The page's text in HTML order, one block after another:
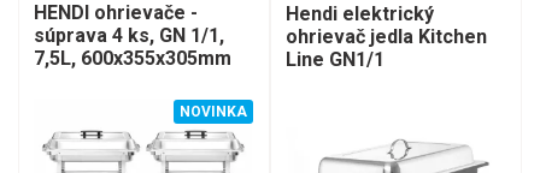
HENDI ohrievače -
súprava 4 ks, GN 1/1,
7,5L, 600x355x305mm
NOVINKA
Hendi elektrický
ohrievač jedla Kitchen
Line GN1/1